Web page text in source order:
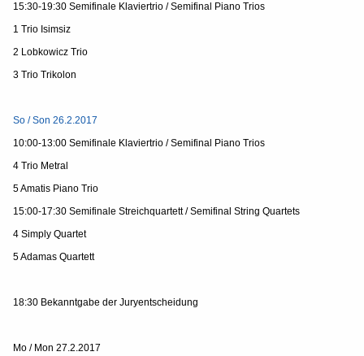
15:30-19:30 Semifinale Klaviertrio / Semifinal Piano Trios
1 Trio Isimsiz
2 Lobkowicz Trio
3 Trio Trikolon
So / Son 26.2.2017
10:00-13:00 Semifinale Klaviertrio / Semifinal Piano Trios
4 Trio Metral
5 Amatis Piano Trio
15:00-17:30 Semifinale Streichquartett / Semifinal String Quartets
4 Simply Quartet
5 Adamas Quartett
18:30 Bekanntgabe der Juryentscheidung
Mo / Mon 27.2.2017